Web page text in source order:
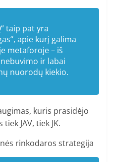
taip pat yra
apie kurį galima
metaforoje – iš
ir labai
nuorodų kiekio.
kuris prasidėjo
JAV, tiek JK.